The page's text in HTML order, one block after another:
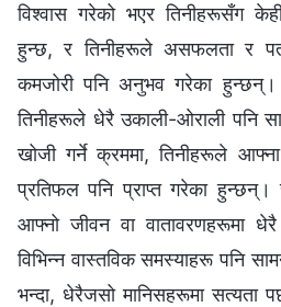
विश्‍वास गरेको भएर तिनीहरूसँग
हुन्छ, र तिनीहरूले असफलता र
कमजोरी पनि अनुभव गरेका हुन्छन्।
तिनीहरूले धेरै उकाली-ओराली पनि
खोजी गर्ने क्रममा, तिनीहरूले
प्रतिफल पनि प्राप्त गरेका हुन्छन्।
आफ्‍नो जीवन वा वातावरणहरूमा
विभिन्‍न वास्तविक समस्याहरू पनि
भन्दा, धेरैजसो मानिसहरूमा सत्यता